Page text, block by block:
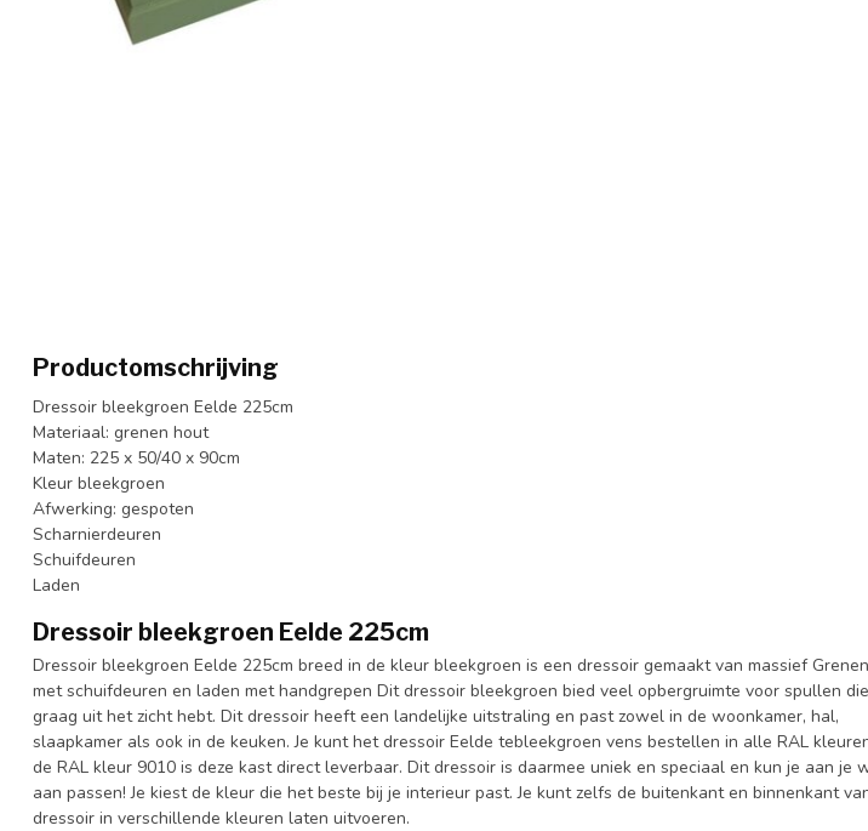
Productomschrijving
Dressoir bleekgroen Eelde 225cm
Materiaal: grenen hout
Maten: 225 x 50/40 x 90cm
Kleur bleekgroen
Afwerking: gespoten
Scharnierdeuren
Schuifdeuren
Laden
Dressoir bleekgroen Eelde 225cm
Dressoir bleekgroen Eelde 225cm breed in de kleur bleekgroen is een dressoir gemaakt van massief
met schuifdeuren en laden met handgrepen Dit dressoir bleekgroen bied veel opbergruimte voor spullen
graag uit het zicht hebt. Dit dressoir heeft een landelijke uitstraling en past zowel in de woonkamer, hal,
slaapkamer als ook in de keuken. Je kunt het dressoir Eelde tebleekgroen vens bestellen in alle RAL
de RAL kleur 9010 is deze kast direct leverbaar. Dit dressoir is daarmee uniek en speciaal en kun je aan je
aan passen! Je kiest de kleur die het beste bij je interieur past. Je kunt zelfs de buitenkant en binnenkant
dressoir in verschillende kleuren laten uitvoeren.